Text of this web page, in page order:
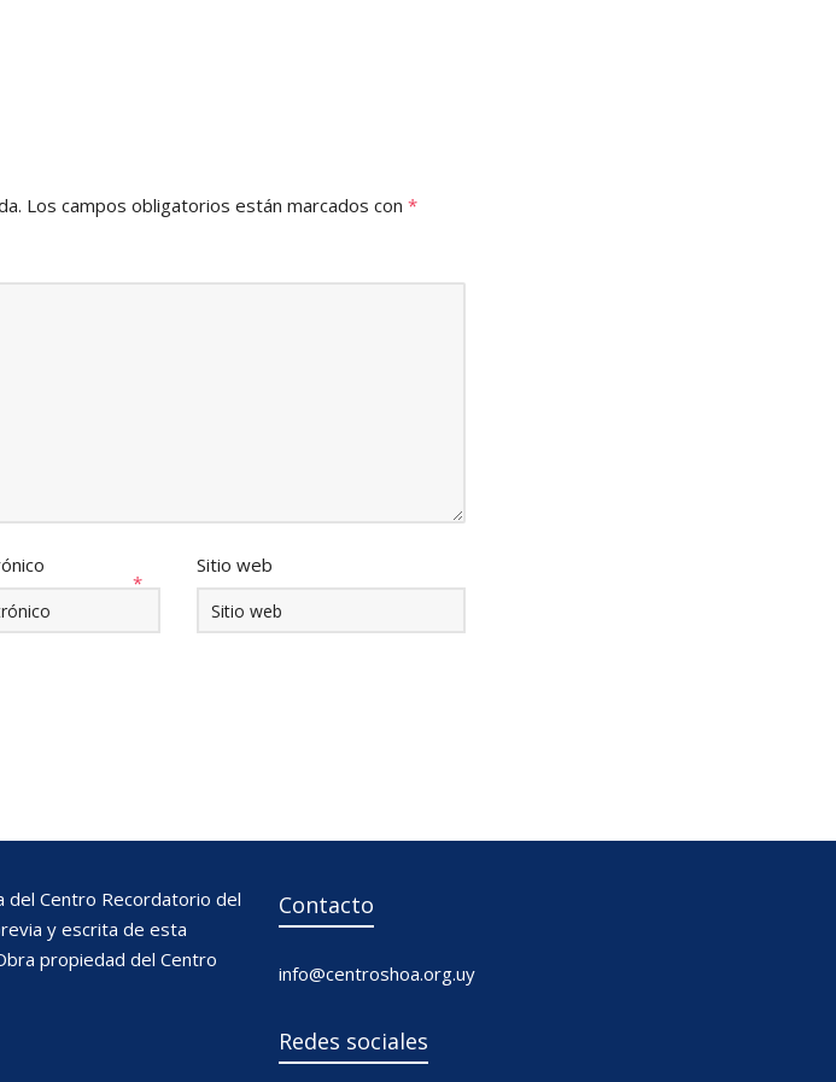
Los campos obligatorios están marcados con *
*
Sitio web
del Centro Recordatorio del
y escrita de esta
propiedad del Centro
Contacto
info@centroshoa.org.uy
Redes sociales